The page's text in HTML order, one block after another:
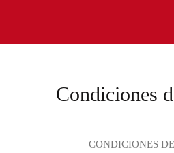
Condiciones
CONDICIONES